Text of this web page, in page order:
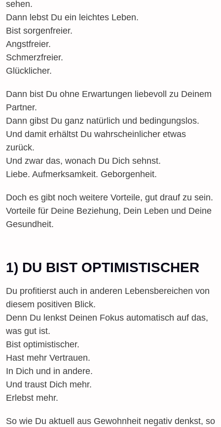
sehen.
Dann lebst Du ein leichtes Leben.
Bist sorgenfreier.
Angstfreier.
Schmerzfreier.
Glücklicher.
Dann bist Du ohne Erwartungen liebevoll zu Deinem
Partner.
Dann gibst Du ganz natürlich und bedingungslos.
Und damit erhältst Du wahrscheinlicher etwas
zurück.
Und zwar das, wonach Du Dich sehnst.
Liebe. Aufmerksamkeit. Geborgenheit.
Doch es gibt noch weitere Vorteile, gut drauf zu sein.
Vorteile für Deine Beziehung, Dein Leben und Deine
Gesundheit.
1) DU BIST OPTIMISTISCHER
Du profitierst auch in anderen Lebensbereichen von
diesem positiven Blick.
Denn Du lenkst Deinen Fokus automatisch auf das,
was gut ist.
Bist optimistischer.
Hast mehr Vertrauen.
In Dich und in andere.
Und traust Dich mehr.
Erlebst mehr.
So wie Du aktuell aus Gewohnheit negativ denkst, so